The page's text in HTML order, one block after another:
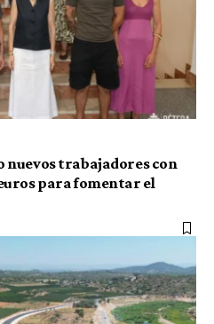
nuevos trabajadores con
para fomentar el